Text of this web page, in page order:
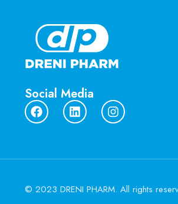
Social Media
© 2023 DRENI PHARM. All rights